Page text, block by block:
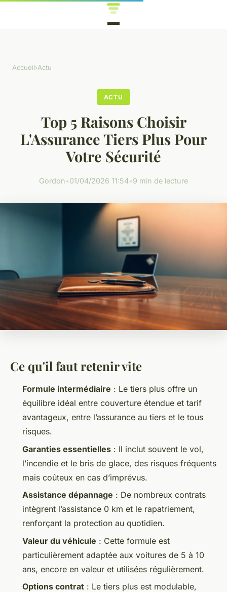
Accueil›Actu
ACTU
Top 5 Raisons Choisir
L'Assurance Tiers Plus Pour
Votre Sécurité
Gordon•01/04/2026 11:54•9 min de lecture
Ce qu'il faut retenir vite
Formule intermédiaire : Le tiers plus offre un
équilibre idéal entre couverture étendue et tarif
avantageux, entre l’assurance au tiers et le tous
risques.
Garanties essentielles : Il inclut souvent le vol,
l’incendie et le bris de glace, des risques fréquents
mais coûteux en cas d’imprévus.
Assistance dépannage : De nombreux contrats
intègrent l’assistance 0 km et le rapatriement,
renforçant la protection au quotidien.
Valeur du véhicule : Cette formule est
particulièrement adaptée aux voitures de 5 à 10
ans, encore en valeur et utilisées régulièrement.
Options contrat : Le tiers plus est modulable,